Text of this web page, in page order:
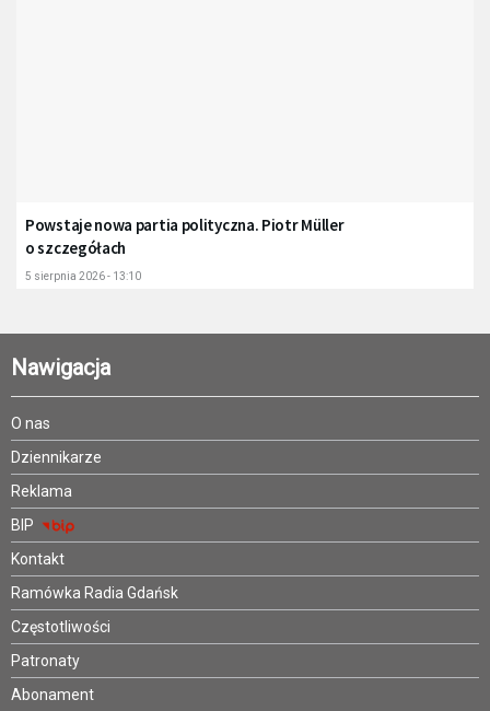
Powstaje nowa partia polityczna. Piotr Müller
o szczegółach
5 sierpnia 2026 - 13:10
Nawigacja
O nas
Dziennikarze
Reklama
BIP
Kontakt
Ramówka Radia Gdańsk
Częstotliwości
Patronaty
Abonament